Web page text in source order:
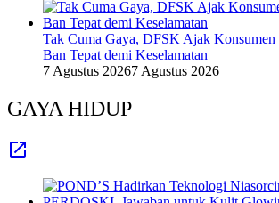
Tak Cuma Gaya, DFSK Ajak Konsumen
Ban Tepat demi Keselamatan
7 Agustus 20267 Agustus 2026
GAYA HIDUP